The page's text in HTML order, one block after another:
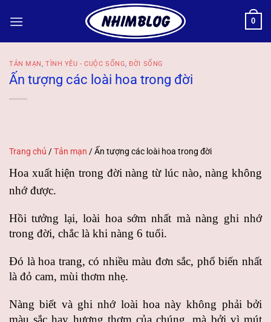
qua
0
TẢN MẠN,TÌNH YÊU - CUỘC SỐNG,ĐỜI SỐNG
Ấn tượng các loài hoa trong đời
Trang chủ /Tản mạn /Ấn tượng các loài hoa trong đời
Hoa xuất hiện trong đời nàng từ lúc nào, nàng không
nhớ được.
Hồi tưởng lại, loài hoa sớm nhất mà nàng ghi nhớ
trong đời, chắc là khi nàng 6 tuổi.
Đó là hoa trang, có nhiều màu đơn sắc, phổ biến nhất
là đỏ cam, mùi thơm nhẹ.
Nàng biết và ghi nhớ loài hoa này không phải bởi
màu sắc hay hương thơm của chúng, mà bởi vì mút